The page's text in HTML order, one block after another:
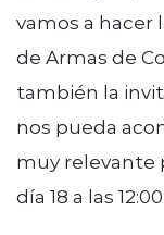
vamos a hacer
de Armas de
también la
nos pueda
muy relevante
día 18 a las